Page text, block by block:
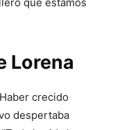
Lorena
crecido
despertaba